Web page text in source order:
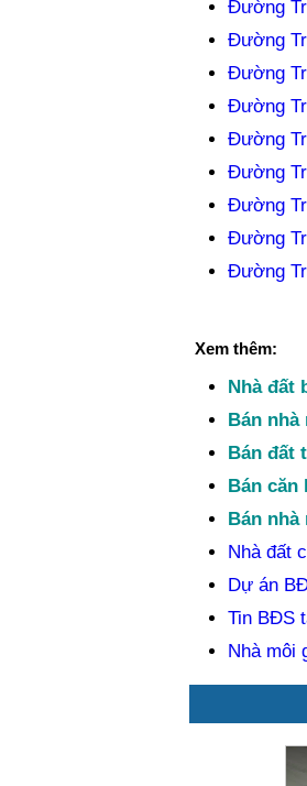
Đường
Đường
Đường
Đường
Đường
Đường
Đường
Đường
Đường
Xem thêm:
Nhà đất
Bán nhà
Bán đất
Bán căn
Bán nhà
Nhà đất
Dự án
Tin BĐS
Nhà môi